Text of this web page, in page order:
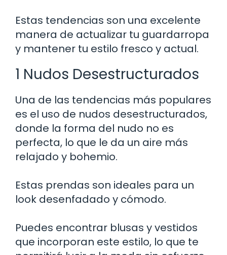
Estas tendencias son una excelente
manera de actualizar tu guardarropa
y mantener tu estilo fresco y actual.
1 Nudos Desestructurados
Una de las tendencias más populares
es el uso de nudos desestructurados,
donde la forma del nudo no es
perfecta, lo que le da un aire más
relajado y bohemio.
Estas prendas son ideales para un
look desenfadado y cómodo.
Puedes encontrar blusas y vestidos
que incorporan este estilo, lo que te